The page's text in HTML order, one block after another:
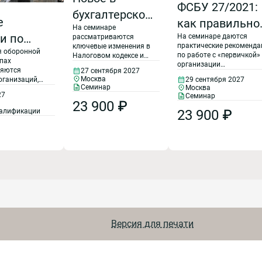
по
и
оборонной
бухгалтерском
и налоговом
учете 2027.
Налоговая
реформа с
На семинаре
рассматриваются
ключевые изменения в
Налоговом кодексе и
2027 г.: новые правила
по налогу на прибыль,
НДС, НДФЛ, страховым
взносам и УСН, новые
правила работы с
27 сентября 2027
Москва
Семинар
23 900 ₽
ФСБУ 27/2021:
как правильно
работать с
"первичкой" и
организовать
2027 году
На семинаре даются
практические
по работе с «первичкой»
организации
бухгалтерском и
учете по правилам
ФСБУ 27/2021.
29 сентября 2027
Москва
Семинар
23 900 ₽
Версия для печати